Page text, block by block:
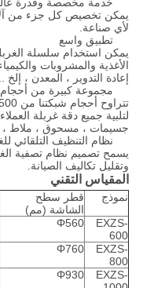
خدمة مخصصة وقدرة
يمكن تخصيص كل جزء من
لأي صناعة.
تطبيق واسع
الأغذية والمشروبات
إعادة التدوير ، المعدن ، إلخ
مجموعة كبيرة من
لتلبية جميع دقة غربلة
جسيمات ، مسحوق ، ملاط ​​،
نظام التنظيف التلقائي
يسمح تصميم نظام تصفية
وتقليل تكاليف الصيانة.
المقياس التقني
نموذج
قطر سطح
الشاشة (مم)
EXZS-
600
Φ560
EXZS-
800
Φ760
EXZS-
Φ930